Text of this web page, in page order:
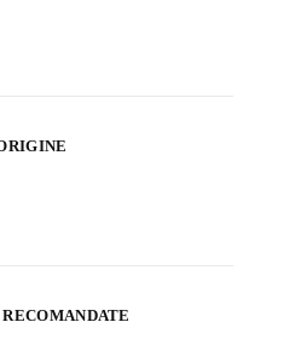
RECOMANDATE